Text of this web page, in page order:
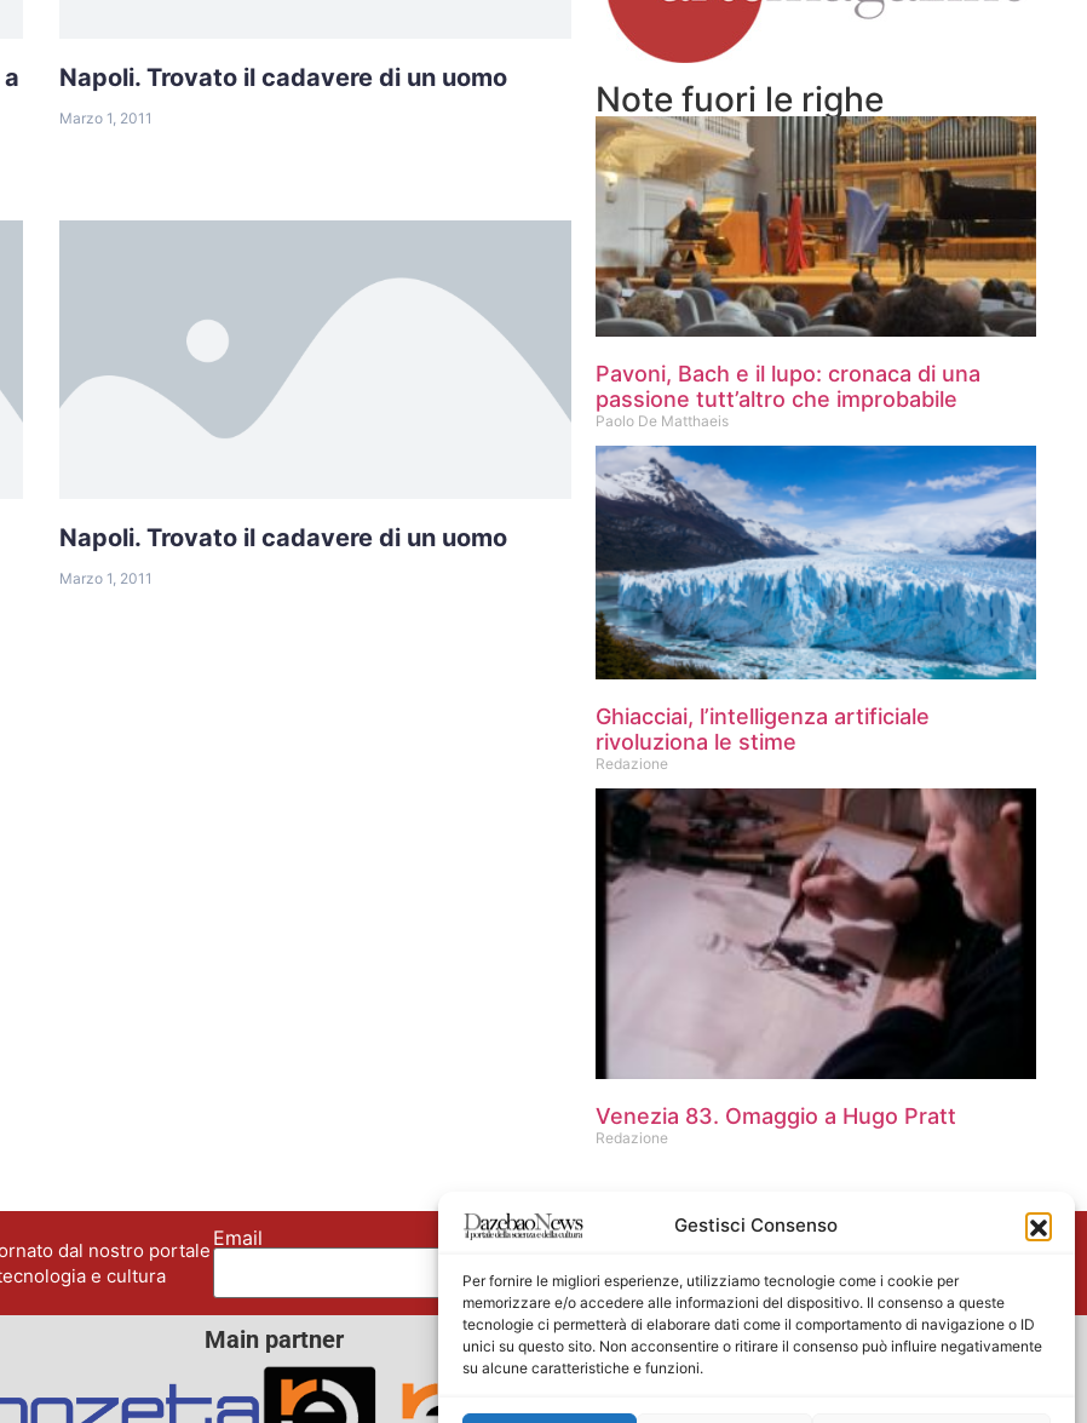
Gestisci Consenso
Per fornire le migliori esperienze, utilizziamo tecnologie come i cookie per
memorizzare e/o accedere alle informazioni del dispositivo. Il consenso a queste
tecnologie ci permetterà di elaborare dati come il comportamento di navigazione o ID
unici su questo sito. Non acconsentire o ritirare il consenso può influire negativamente
su alcune caratteristiche e funzioni.
Napoli. Trovato il cadavere di un uomo
Marzo 1, 2011
Napoli. Trovato il cadavere di un uomo
Marzo 1, 2011
Note fuori le righe
Pavoni, Bach e il lupo: cronaca di una
passione tutt’altro che improbabile
Paolo De Matthaeis
Ghiacciai, l’intelligenza artificiale
rivoluziona le stime
Redazione
Venezia 83. Omaggio a Hugo Pratt
Redazione
dal nostro portale
e cultura
Email Nome
Main partner